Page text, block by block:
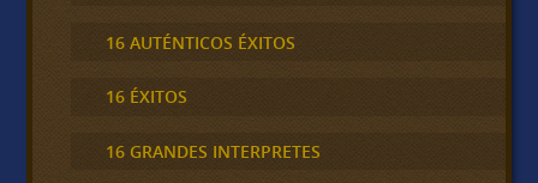
16 AUTÉNTICOS ÉXITOS
16 ÉXITOS
16 GRANDES INTERPRETES